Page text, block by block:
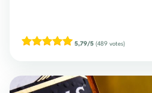
5,79/5 (489 votes)